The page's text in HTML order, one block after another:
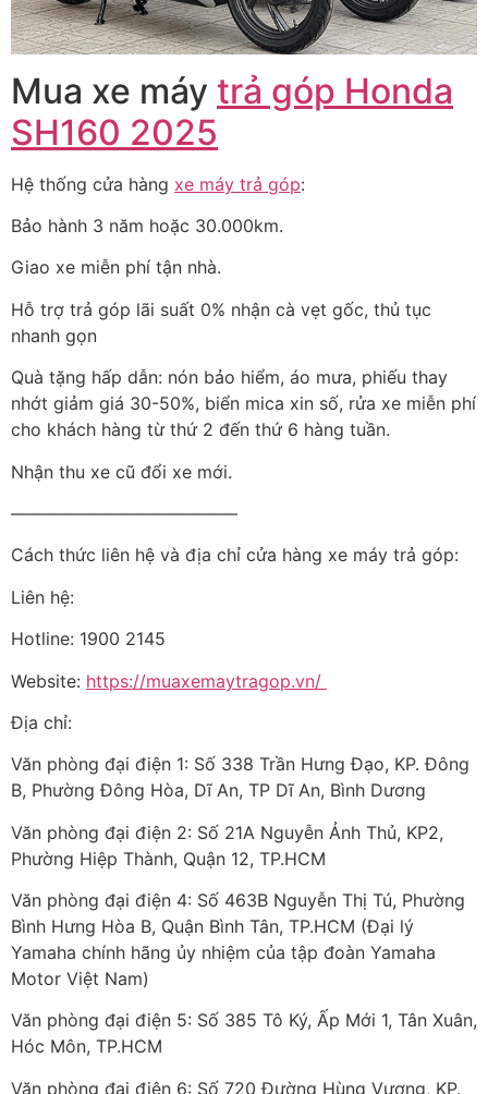
Mua xe máy trả góp Honda
SH160 2025
Hệ thống cửa hàng xe máy trả góp:
Bảo hành 3 năm hoặc 30.000km.
Giao xe miễn phí tận nhà.
Hỗ trợ trả góp lãi suất 0% nhận cà vẹt gốc, thủ tục
nhanh gọn
Quà tặng hấp dẫn: nón bảo hiểm, áo mưa, phiếu thay
nhớt giảm giá 30-50%, biển mica xin số, rửa xe miễn phí
cho khách hàng từ thứ 2 đến thứ 6 hàng tuần.
Nhận thu xe cũ đổi xe mới.
—————————————
Cách thức liên hệ và địa chỉ cửa hàng xe máy trả góp:
Liên hệ:
Hotline: 1900 2145
Website: https://muaxemaytragop.vn/
Địa chỉ:
Văn phòng đại điện 1: Số 338 Trần Hưng Đạo, KP. Đông
B, Phường Đông Hòa, Dĩ An, TP Dĩ An, Bình Dương
Văn phòng đại điện 2: Số 21A Nguyễn Ảnh Thủ, KP2,
Phường Hiệp Thành, Quận 12, TP.HCM
Văn phòng đại điện 4: Số 463B Nguyễn Thị Tú, Phường
Bình Hưng Hòa B, Quận Bình Tân, TP.HCM (Đại lý
Yamaha chính hãng ủy nhiệm của tập đoàn Yamaha
Motor Việt Nam)
Văn phòng đại điện 5: Số 385 Tô Ký, Ấp Mới 1, Tân Xuân,
Hóc Môn, TP.HCM
Văn phòng đại điện 6: Số 720 Đường Hùng Vương, KP.